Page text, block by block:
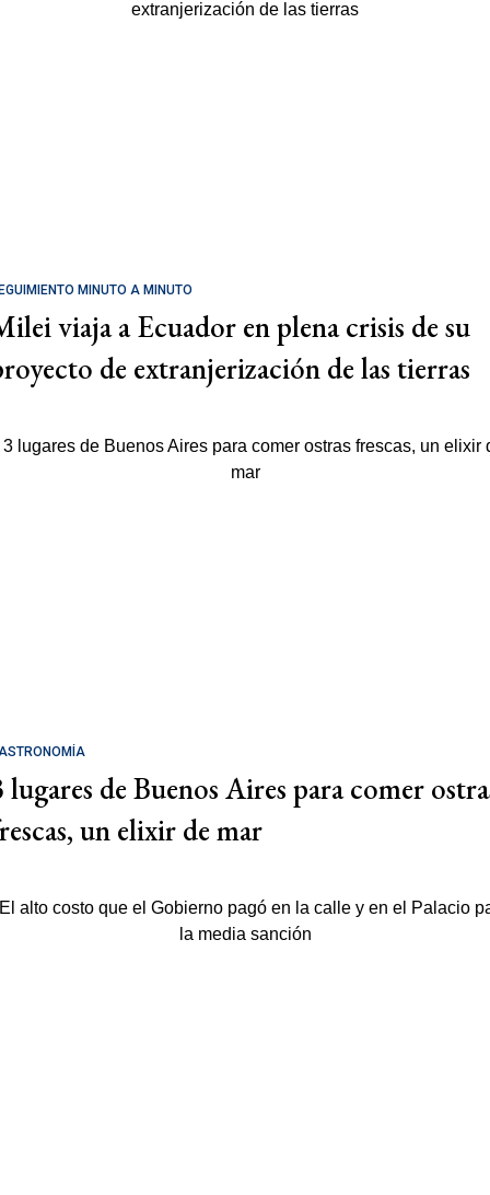
MINUTO A MINUTO
viaja a Ecuador en plena crisis de su
de extranjerización de las tierras
lugares de Buenos Aires para comer
un elixir de mar